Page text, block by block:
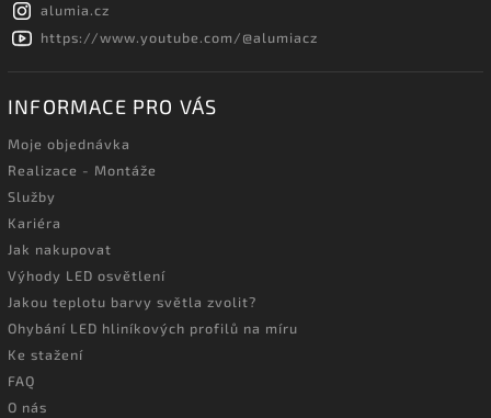
alumia.cz
https://www.youtube.com/@alumiacz
INFORMACE PRO VÁS
Moje objednávka
Realizace - Montáže
Služby
Kariéra
Jak nakupovat
Výhody LED osvětlení
Jakou teplotu barvy světla zvolit?
Ohybání LED hliníkových profilů na míru
Ke stažení
FAQ
O nás